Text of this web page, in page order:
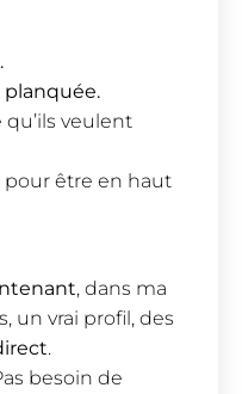
planquée.
qu’ils veulent
pour être en haut
, dans ma
un vrai profil, des
.
besoin de